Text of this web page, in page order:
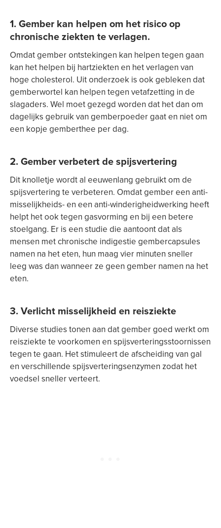
1. Gember kan helpen om het risico op
chronische ziekten te verlagen.
Omdat gember ontstekingen kan helpen tegen gaan
kan het helpen bij hartziekten en het verlagen van
hoge cholesterol. Uit onderzoek is ook gebleken dat
gemberwortel kan helpen tegen vetafzetting in de
slagaders. Wel moet gezegd worden dat het dan om
dagelijks gebruik van gemberpoeder gaat en niet om
een kopje gemberthee per dag.
2. Gember verbetert de spijsvertering
Dit knolletje wordt al eeuwenlang gebruikt om de
spijsvertering te verbeteren. Omdat gember een anti-
misselijkheids- en een anti-winderigheidwerking heeft
helpt het ook tegen gasvorming en bij een betere
stoelgang. Er is een studie die aantoont dat als
mensen met chronische indigestie gembercapsules
namen na het eten, hun maag vier minuten sneller
leeg was dan wanneer ze geen gember namen na het
eten.
3. Verlicht misselijkheid en reisziekte
Diverse studies tonen aan dat gember goed werkt om
reisziekte te voorkomen en spijsverteringsstoornissen
tegen te gaan. Het stimuleert de afscheiding van gal
en verschillende spijsverteringsenzymen zodat het
voedsel sneller verteert.